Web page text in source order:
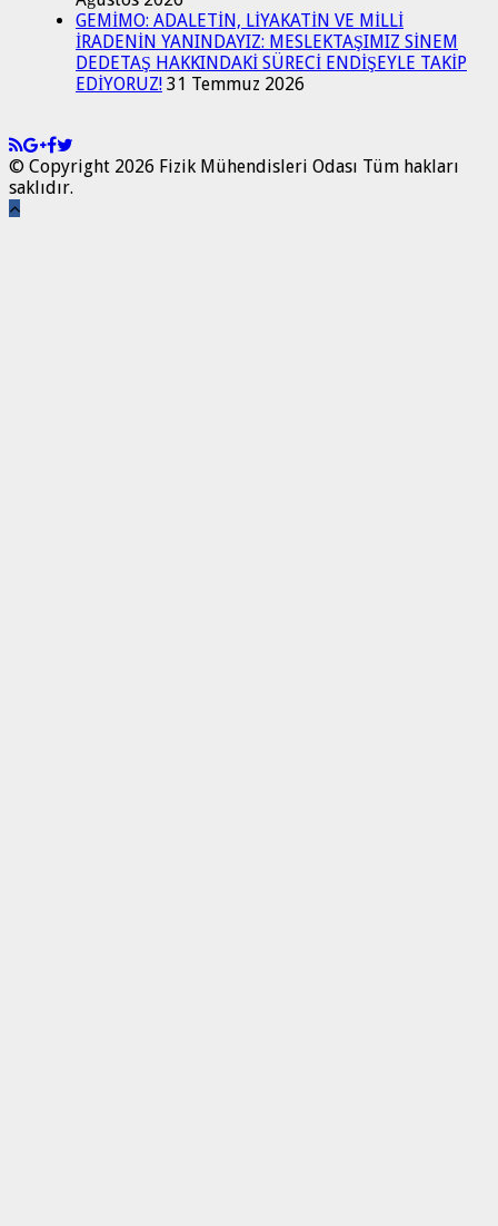
GEMİMO: ADALETİN, LİYAKATİN VE MİLLİ
İRADENİN YANINDAYIZ: MESLEKTAŞIMIZ SİNEM
DEDETAŞ HAKKINDAKİ SÜRECİ ENDİŞEYLE TAKİP
EDİYORUZ! 31 Temmuz 2026
© Copyright 2026 Fizik Mühendisleri Odası Tüm hakları
saklıdır.